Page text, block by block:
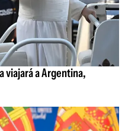
viajará a Argentina,